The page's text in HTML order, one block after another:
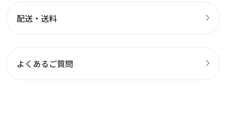
配送・送料
よくあるご質問